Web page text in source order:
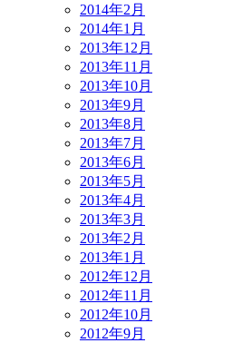
2014年2月
2014年1月
2013年12月
2013年11月
2013年10月
2013年9月
2013年8月
2013年7月
2013年6月
2013年5月
2013年4月
2013年3月
2013年2月
2013年1月
2012年12月
2012年11月
2012年10月
2012年9月